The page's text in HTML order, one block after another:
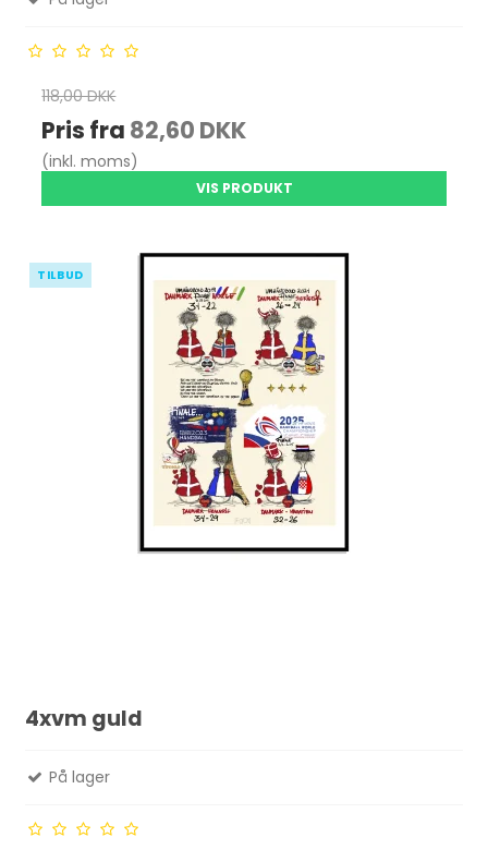
118,00 DKK
Pris fra 82,60 DKK
(inkl. moms)
VIS PRODUKT
TILBUD
4xvm guld
På lager